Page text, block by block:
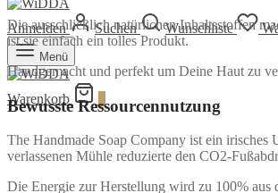
Anmelden Suchen Wunschliste
Menü
Warenkorb
Die ausschließlich natürlichen Inhaltsstoffen
ist sie einfach ein tolles Produkt.
Handgemacht und perfekt um Deine Haut zu
Bewusste Ressourcennutzung
The Handmade Soap Company ist ein irisches
verlassenen Mühle reduzierte den CO2-
Die Energie zur Herstellung wird zu 100% aus